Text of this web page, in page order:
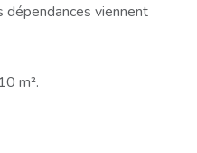
dépendances viennent
m².